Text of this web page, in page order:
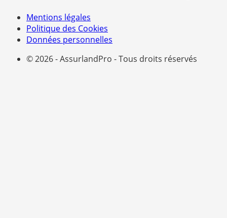
Mentions légales
Politique des Cookies
Données personnelles
© 2026 - AssurlandPro - Tous droits réservés